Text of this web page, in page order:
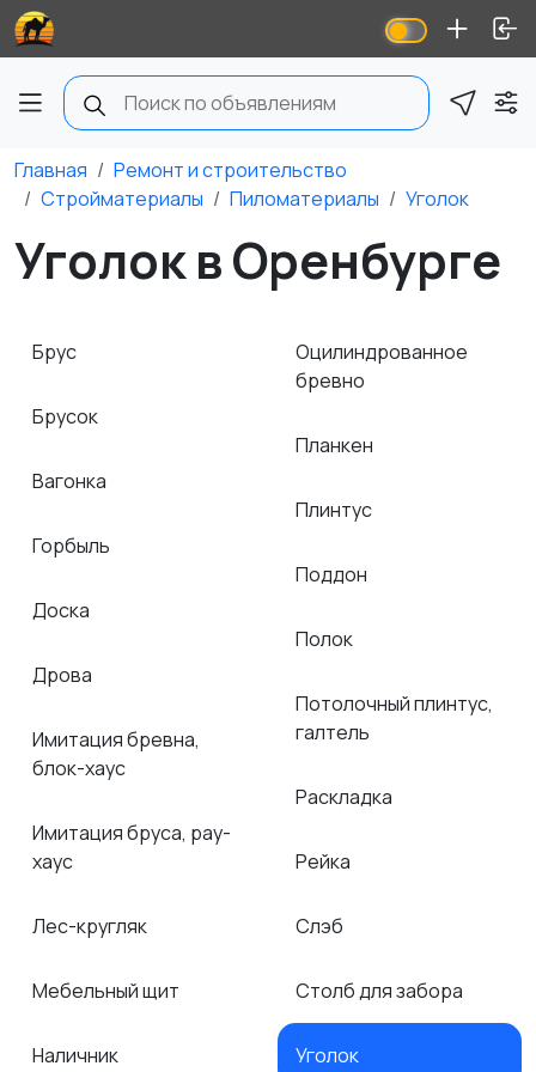
Главная
Ремонт и строительство
Стройматериалы
Пиломатериалы Уголок
Уголок в Оренбурге
Брус
Брусок
Вагонка
Горбыль
Доска
Дрова
Имитация бревна,
блок-хаус
Имитация бруса, рау-
хаус
Лес-кругляк
Мебельный щит
Наличник
Оцилиндрованное
бревно
Планкен
Плинтус
Поддон
Полок
Потолочный плинтус,
галтель
Раскладка
Рейка
Слэб
Столб для забора
Уголок